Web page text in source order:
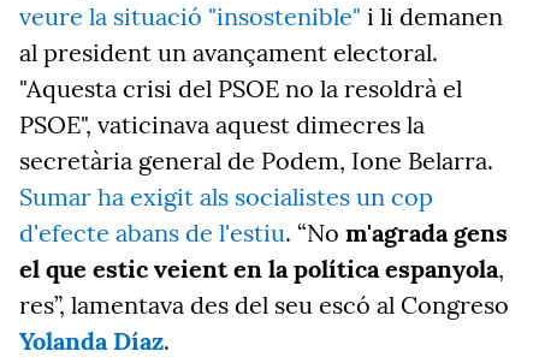
veure la situació "insostenible" i li demanen
al president un avançament electoral.
"Aquesta crisi del PSOE no la resoldrà el
PSOE", vaticinava aquest dimecres la
secretària general de Podem, Ione Belarra.
Sumar ha exigit als socialistes un cop
d'efecte abans de l'estiu. “No m'agrada gens
el que estic veient en la política espanyola,
res”, lamentava des del seu escó al Congreso
Yolanda Díaz.